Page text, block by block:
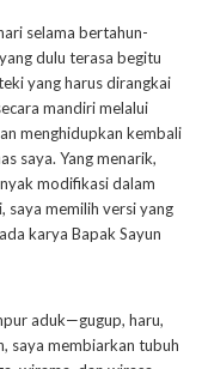
selama bertahun-
dulu terasa begitu
yang harus dirangkai
mandiri melalui
menghidupkan kembali
saya. Yang menarik,
modifikasi dalam
saya memilih versi yang
karya Bapak Sayun
aduk—gugup, haru,
saya membiarkan tubuh